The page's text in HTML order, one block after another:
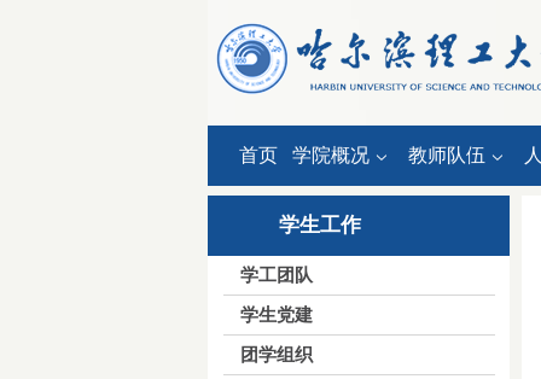
首页 学院概况 教师队伍
学生工作
学工团队
学生党建
团学组织